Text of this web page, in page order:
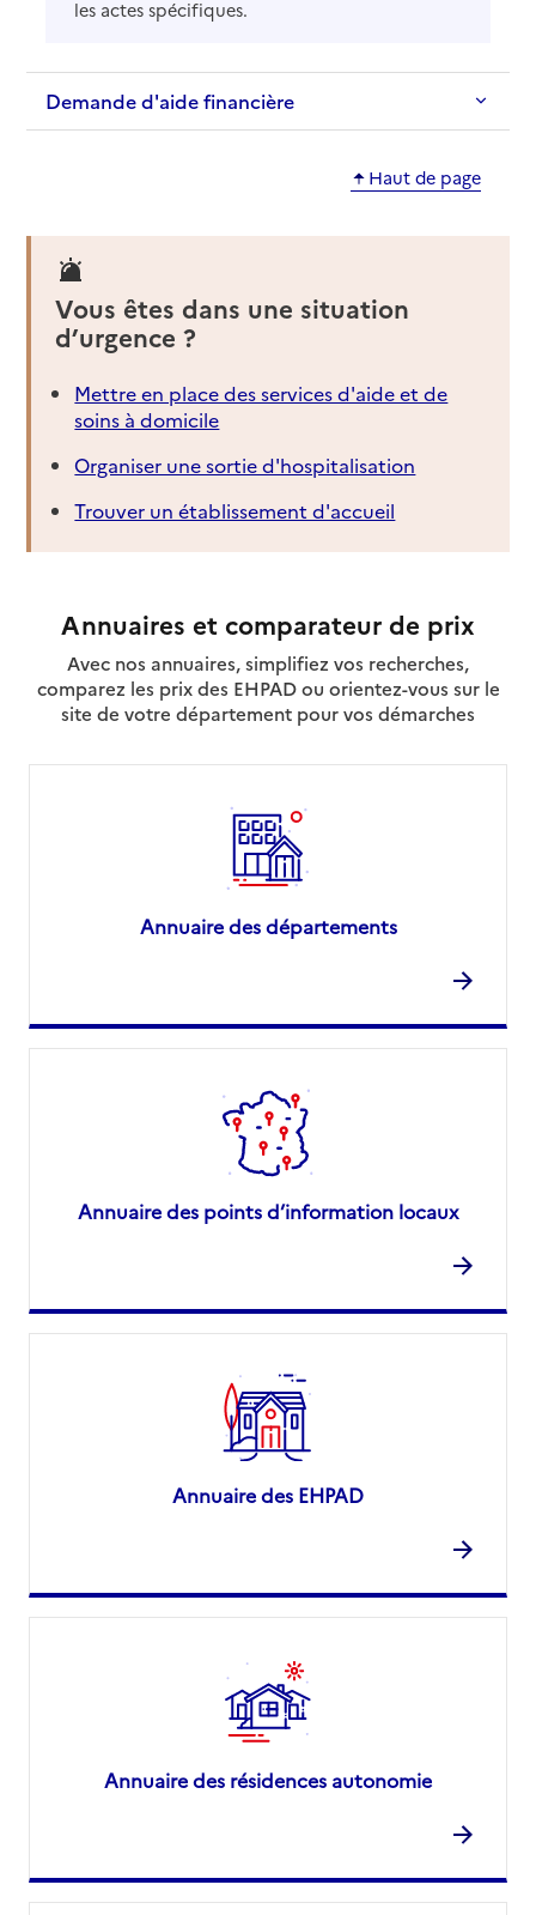
les actes spécifiques.
Demande d'aide financière
Haut de page
Vous êtes dans une situation
d’urgence ?
Mettre en place des services d'aide et de
soins à domicile
Organiser une sortie d'hospitalisation
Trouver un établissement d'accueil
Annuaires et comparateur de prix
Avec nos annuaires, simplifiez vos recherches,
comparez les prix des EHPAD ou orientez-vous sur le
site de votre département pour vos démarches
Annuaire des départements
Annuaire des points d’information locaux
Annuaire des EHPAD
Annuaire des résidences autonomie